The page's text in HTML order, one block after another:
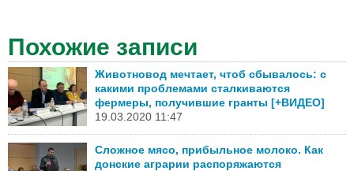
Похожие записи
Животновод мечтает, чтоб сбывалось: с
какими проблемами сталкиваются
фермеры, получившие гранты [+ВИДЕО]
19.03.2020 11:47
Сложное мясо, прибыльное молоко. Как
донские аграрии распоряжаются